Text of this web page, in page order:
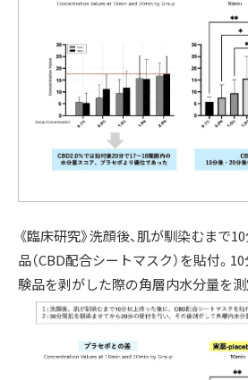
《臨床研究》洗顔後、肌が馴染むまで
品（CBD配合シートマスク）を貼付。
験品を剥がした際の角層内水分量を測